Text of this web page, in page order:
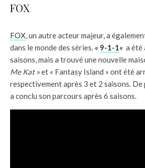
FOX
FOX, un autre acteur majeur, a
dans le monde des séries. « 9-1-1« a été
saisons, mais a trouvé une nouvelle
Me Kat »et « Fantasy Island » ont été
respectivement après 3 et 2 saisons. De
a conclu son parcours après 6 saisons.